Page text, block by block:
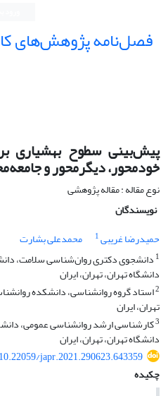
فصل‌نامه پژوهش‌های
پیش‌بینی سطوح بهشیاری
خودمحور، دیگرمحور و
نوع مقاله : مقاله پژوهشی
نویسندگان
حمیدرضا غریبی1 محمدعلی بشارت
1 دانشجوی دکتری روان‌شناسی سلامت،
دانشگاه تهران، تهران، ایران
2استاد گروه روانشناسی، دانشکده
تهران، ایران
3کارشناسی ارشد روانشناسی عمومی،
دانشگاه تهران، تهران، ایران
japr.2021.290623.643359
چکیده